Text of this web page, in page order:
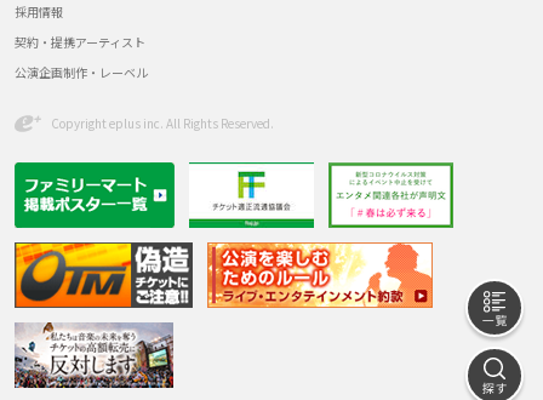
採用情報
契約・提携アーティスト
公演企画制作・レーベル
Copyright eplus inc. All Rights Reserved.